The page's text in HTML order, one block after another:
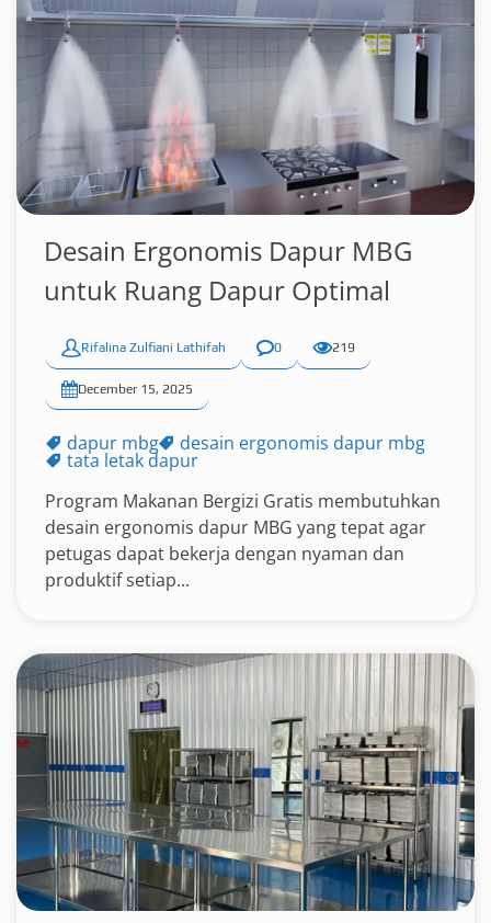
Desain Ergonomis Dapur MBG
untuk Ruang Dapur Optimal
Rifalina Zulfiani Lathifah 0 219
December 15, 2025
dapur mbg desain ergonomis dapur mbg
tata letak dapur
Program Makanan Bergizi Gratis membutuhkan
desain ergonomis dapur MBG yang tepat agar
petugas dapat bekerja dengan nyaman dan
produktif setiap...